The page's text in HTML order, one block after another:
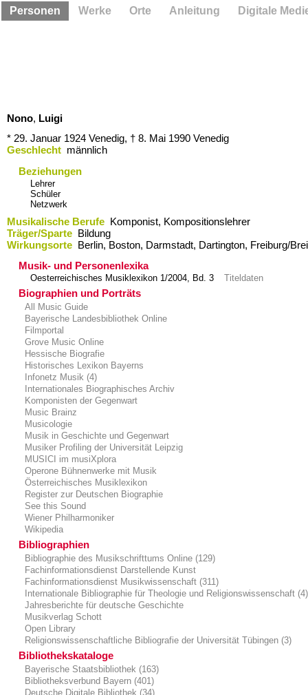
Nono, Luigi
* 29. Januar 1924 Venedig, † 8. Mai 1990 Venedig
Geschlecht männlich
Beziehungen
Lehrer
Schüler
Netzwerk
Musikalische Berufe Komponist, Kompositionslehrer
Träger/Sparte Bildung
Wirkungsorte Berlin,​ Boston,​ Darmstadt,​ Dartington,​ Freiburg/
Musik- und Personenlexika
Oesterreichisches Musiklexikon 1/2004, Bd. 3 Titeldaten
Biographien und Porträts
All Music Guide
Bayerische Landesbibliothek Online
Filmportal
Grove Music Online
Hessische Biografie
Historisches Lexikon Bayerns
Infonetz Musik (4)
Internationales Biographisches Archiv
Komponisten der Gegenwart
Music Brainz
Musicologie
Musik in Geschichte und Gegenwart
Musiker Profiling der Universität Leipzig
MUSICI im musiXplora
Operone Bühnenwerke mit Musik
Österreichisches Musiklexikon
Register zur Deutschen Biographie
See this Sound
Wiener Philharmoniker
Wikipedia
Bibliographien
Bibliographie des Musikschrifttums Online (129)
Fachinformationsdienst Darstellende Kunst
Fachinformationsdienst Musikwissenschaft (311)
Internationale Bibliographie für Theologie und Religionswissenschaft (4)
Jahresberichte für deutsche Geschichte
Musikverlag Schott
Open Library
Religionswissenschaftliche Bibliografie der Universität Tübingen (3)
Bibliothekskataloge
Bayerische Staatsbibliothek (163)
Bibliotheksverbund Bayern (401)
Deutsche Digitale Bibliothek (34)
Personen Werke Orte Anleitung Digitale